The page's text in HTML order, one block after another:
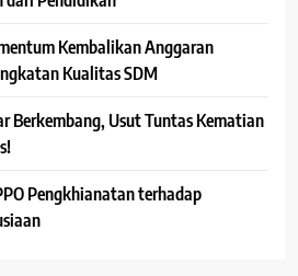
Kembalikan Anggaran
Kualitas SDM
Berkembang, Usut Tuntas Kematian
Pengkhianatan terhadap